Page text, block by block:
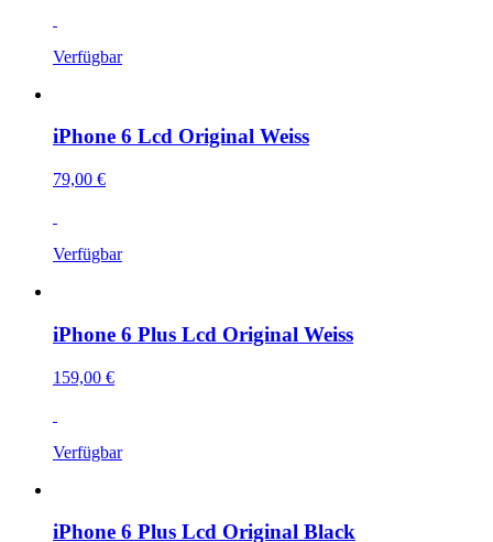
Verfügbar
iPhone 6 Lcd Original Weiss
79,00 €
Verfügbar
iPhone 6 Plus Lcd Original Weiss
159,00 €
Verfügbar
iPhone 6 Plus Lcd Original Black